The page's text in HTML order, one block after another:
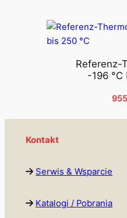
Referenz-
-196 °C
Kontakt
Serwis & Wsparcie
Katalogi / Pobrania